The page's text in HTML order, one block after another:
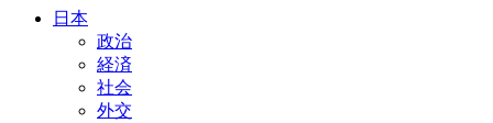
日本
政治
経済
社会
外交